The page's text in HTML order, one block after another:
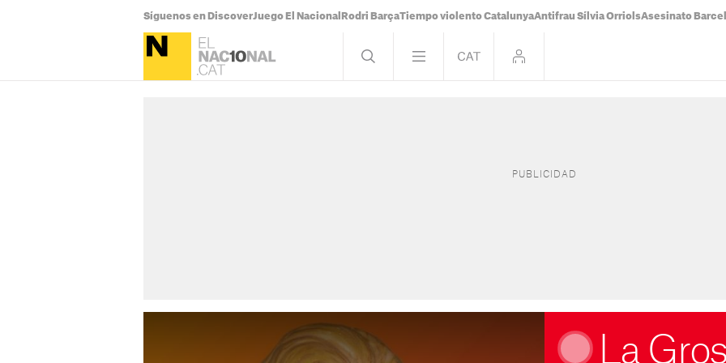
Síguenos en DiscoverJuego El Nacional Rodri BarçaTiempo violento CatalunyaAntifrau Sílvia OrriolsAsesinato
La